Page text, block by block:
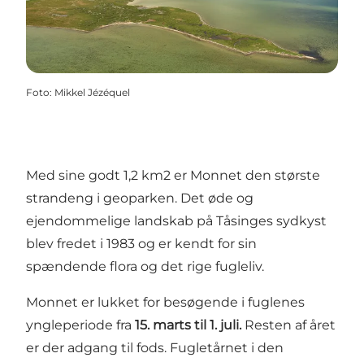
Foto: Mikkel Jézéquel
Med sine godt 1,2 km2 er Monnet den største
strandeng i geoparken. Det øde og
ejendommelige landskab på Tåsinges sydkyst
blev fredet i 1983 og er kendt for sin
spændende flora og det rige fugleliv.
Monnet er lukket for besøgende i fuglenes
yngleperiode fra 15. marts til 1. juli. Resten af året
er der adgang til fods. Fugletårnet i den